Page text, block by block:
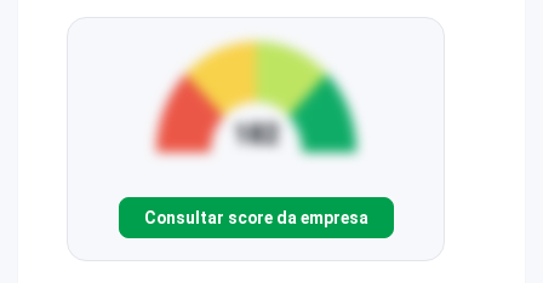
Consultar score da empresa